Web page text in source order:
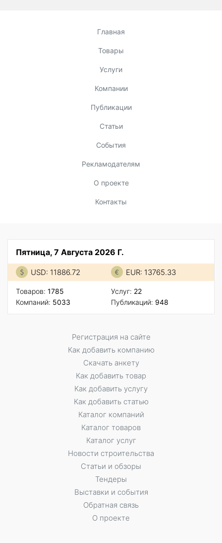
Главная
Товары
Услуги
Компании
Публикации
Статьи
События
Рекламодателям
О проекте
Контакты
Пятница, 7 Августа 2026 Г.
USD: 11886.72 EUR: 13765.33
Товаров: 1785
Компаний: 5033
Услуг: 22
Публикаций: 948
Регистрация на сайте
Как добавить компанию
Скачать анкету
Как добавить товар
Как добавить услугу
Как добавить статью
Каталог компаний
Каталог товаров
Каталог услуг
Новости строительства
Статьи и обзоры
Тендеры
Выставки и события
Обратная связь
О проекте